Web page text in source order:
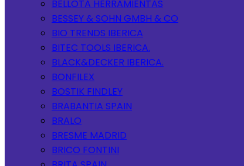
BELLOTA HERRAMIENTAS
BESSEY & SOHN GMBH & CO
BIO TRENDS IBERICA
BITEC TOOLS IBERICA.
BLACK&DECKER IBERICA.
BONFILEX
BOSTIK FINDLEY
BRABANTIA SPAIN
BRALO
BRESME MADRID
BRICO FONTINI